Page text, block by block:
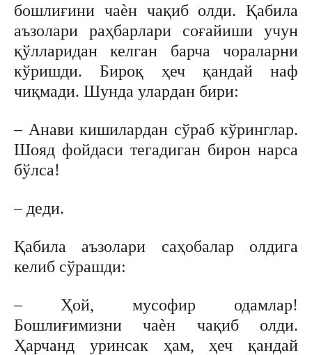
бошлиғини чаѐн чақиб олди. Қабила
аъзолари раҳбарлари соғайиши учун
қўлларидан келган барча чораларни
кўришди. Бироқ ҳеч қандай наф
чиқмади. Шунда улардан бири:
– Анави кишилардан сўраб кўринглар.
Шояд фойдаси тегадиган бирон нарса
бўлса!
– деди.
Қабила аъзолари саҳобалар олдига
келиб сўрашди:
– Ҳой, мусофир одамлар!
Бошлиғимизни чаѐн чақиб олди.
Ҳарчанд уринсак ҳам, ҳеч қандай